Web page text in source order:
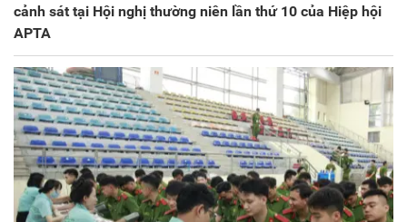
cảnh sát tại Hội nghị thường niên lần thứ 10 của Hiệp hội
APTA